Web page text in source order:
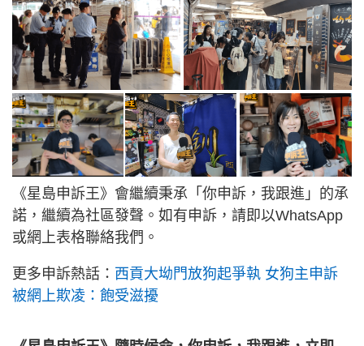
《星島申訴王》會繼續秉承「你申訴，我跟進」的承
諾，繼續為社區發聲。如有申訴，請即以WhatsApp
或網上表格聯絡我們。
更多申訴熱話： 西貢大坳門放狗起爭執 女狗主申訴
被網上欺凌：飽受滋擾